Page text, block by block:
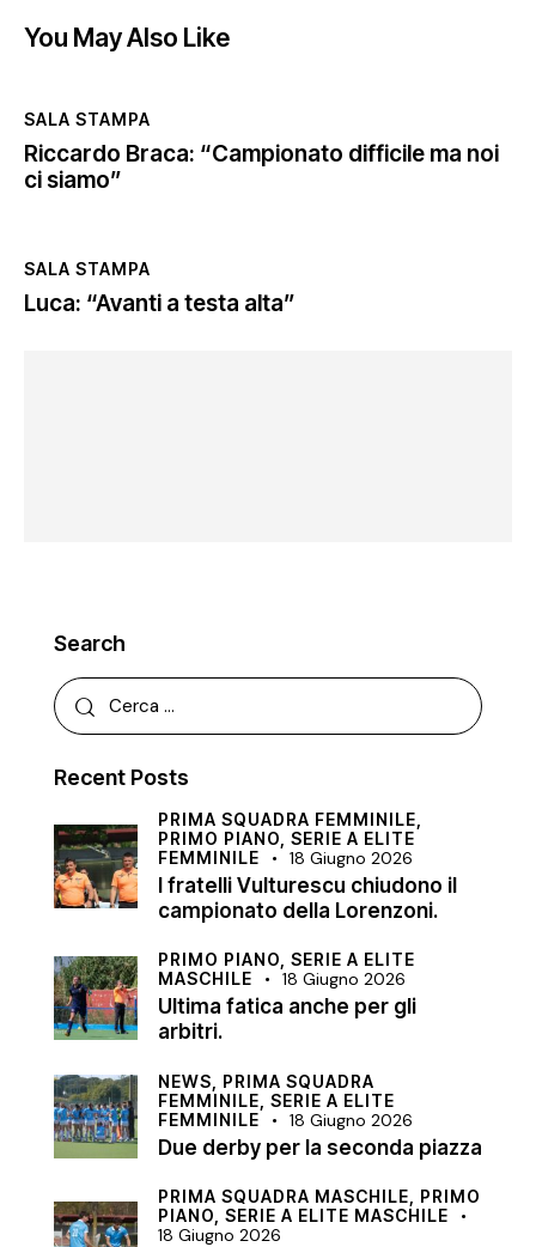
You May Also Like
SALA STAMPA
Riccardo Braca: “Campionato difficile ma noi
ci siamo”
SALA STAMPA
Luca: “Avanti a testa alta”
Search
Recent Posts
PRIMA SQUADRA FEMMINILE,
PRIMO PIANO, SERIE A ELITE
FEMMINILE
18 Giugno 2026
I fratelli Vulturescu chiudono il
campionato della Lorenzoni.
PRIMO PIANO, SERIE A ELITE
MASCHILE
18 Giugno 2026
Ultima fatica anche per gli
arbitri.
NEWS, PRIMA SQUADRA
FEMMINILE, SERIE A ELITE
FEMMINILE
18 Giugno 2026
Due derby per la seconda piazza
PRIMA SQUADRA MASCHILE, PRIMO
PIANO, SERIE A ELITE MASCHILE
18 Giugno 2026